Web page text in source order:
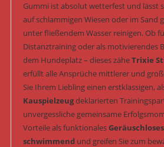
Gummi ist absolut wetterfest und lässt
auf schlammigen Wiesen oder im Sand
unter fließendem Wasser reinigen. Ob
Distanztraining oder als motivierendes
dem Hundeplatz – dieses zäheTrixie
erfüllt alle Ansprüche mittlerer und
Sie Ihrem Liebling einen erstklassigen,
Kauspielzeugdeklarierten
unvergessliche gemeinsame
Vorteile als funktionales
schwimmendund greifen Sie zum